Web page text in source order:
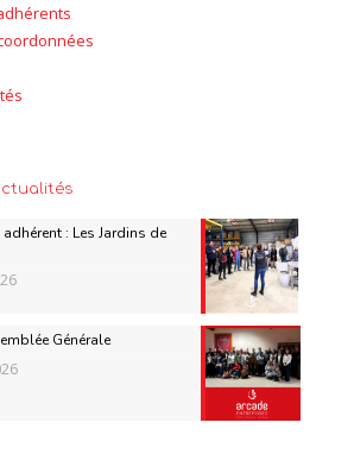
adhérent : Les Jardins de
Générale